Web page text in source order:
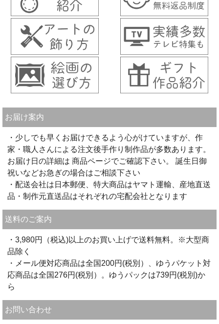
お届け案内
・少しでも早くお届けできるよう心がけていますが、作
家・職人さんによる注文後手作り制作品が多数あります。
お届け日の詳細は 商品ページでご確認下さい。 誕生日御
祝いなどお急ぎの場合はご相談下さい
・配送会社は日本郵便、特大商品はヤマト運輸、産地直送
品・制作元直送品はそれぞれの宅配会社となります
送料のご案内
・3,980円（税込)以上のお買い上げで送料無料。※大型商
品除く
・メール便対応商品は全国200円(税別）、ゆうパケット対
応商品は全国276円(税別）。ゆうパックは739円(税別)か
ら
お問い合わせ